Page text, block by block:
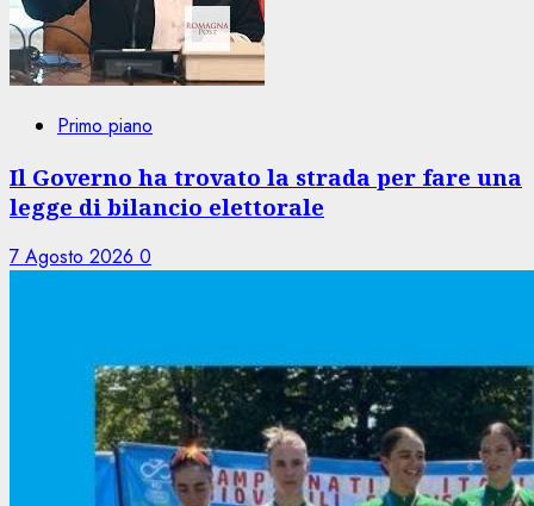
Primo piano
Il Governo ha trovato la strada per fare una
legge di bilancio elettorale
7 Agosto 2026 0